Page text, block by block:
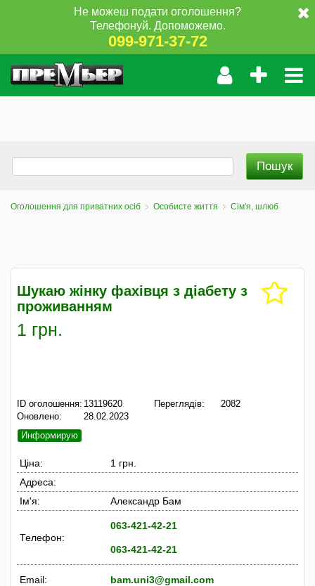
Не можеш подати оголошення?
Телефонуй. Допоможемо.
099-971-37-72
Оголошення для приватних осіб Особисте життя Сім'я, шлюб
Шукаю жінку фахівця з діабету з
проживанням
1 грн.
ID оголошення: 13119620
Оновлено:
28.02.2023
Переглядів: 2082
Информирую
Ціна:
1 грн.
Адреса:
Ім'я:
Александр Бам
Телефон:
063-421-42-21
063-421-42-21
Email: bam.uni3@gmail.com